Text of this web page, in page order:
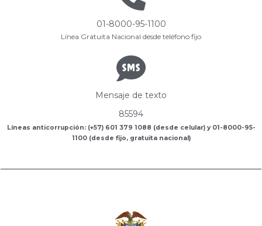
01-8000-95-1100
Línea Gratuita Nacional desde teléfono fijo
Mensaje de texto
85594
Líneas anticorrupción: (+57) 601 379 1088 (desde celular) y 01-8000-95-
1100 (desde fijo, gratuita nacional)